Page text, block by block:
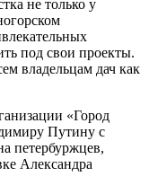
не только у
под свои проекты.
владельцам дач как
«Город
Путину с
петербуржцев,
Александра